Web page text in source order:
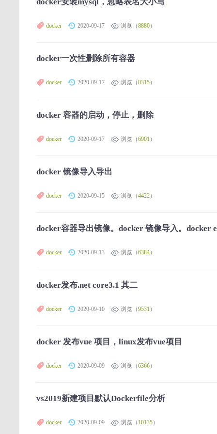
docker 2020-09-17 浏览（8880）
docker一次性删除所有容器
docker 2020-09-17 浏览（8315）
docker 容器的启动，停止，删除
docker 2020-09-17 浏览（6901）
docker 镜像导入导出
docker 2020-09-15 浏览（4422）
docker容器导出镜像。docker 镜像导入。
docker 2020-09-13 浏览（6384）
docker发布.net core3.1 其二
docker 2020-09-10 浏览（9531）
docker 发布vue 项目，linux发布vue项目
docker 2020-09-09 浏览（6366）
vs2019新建项目默认Dockerfile分析
docker 2020-09-09 浏览（ 10135）